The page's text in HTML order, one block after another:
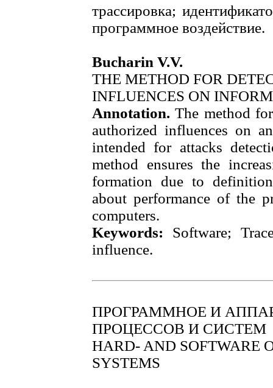
трассировка;
программное воздействие.
Bucharin V.V.
THE METHOD FOR
INFLUENCES ON
Annotation. The method
authorized influences on
intended for attacks
method ensures the
formation due to
about performance of the
computers.
Keywords: Software;
influence.
ПРОГРАММНОЕ И
ПРОЦЕССОВ И СИСТЕМ
HARD- AND SOFTWARE
SYSTEMS